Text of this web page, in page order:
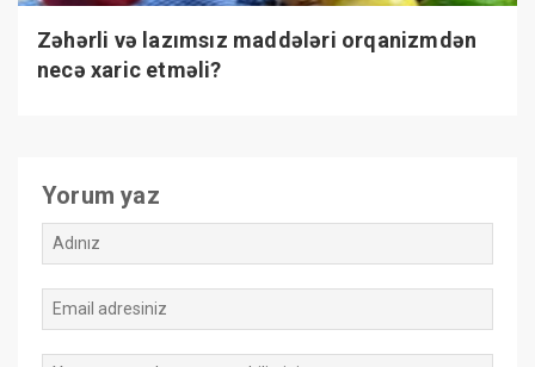
Zəhərli və lazımsız maddələri orqanizmdən
necə xaric etməli?
Yorum yaz